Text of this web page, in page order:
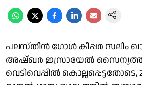
പലസ്തീൻ ​ഗോൾ കീപ്പർ സലീം
അഷ്ഖർ ഇസ്രായേൽ
വെടിവെപ്പിൽ